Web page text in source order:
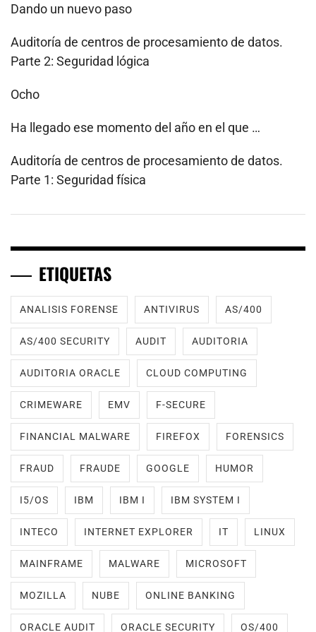
Dando un nuevo paso
Auditoría de centros de procesamiento de datos.
Parte 2: Seguridad lógica
Ocho
Ha llegado ese momento del año en el que …
Auditoría de centros de procesamiento de datos.
Parte 1: Seguridad física
ETIQUETAS
ANALISIS FORENSE ANTIVIRUS AS/400
AS/400 SECURITY AUDIT AUDITORIA
AUDITORIA ORACLE CLOUD COMPUTING
CRIMEWARE EMV F-SECURE
FINANCIAL MALWARE FIREFOX FORENSICS
FRAUD FRAUDE GOOGLE HUMOR
I5/OS IBM IBM I IBM SYSTEM I
INTECO INTERNET EXPLORER IT LINUX
MAINFRAME MALWARE MICROSOFT
MOZILLA NUBE ONLINE BANKING
ORACLE AUDIT ORACLE SECURITY OS/400